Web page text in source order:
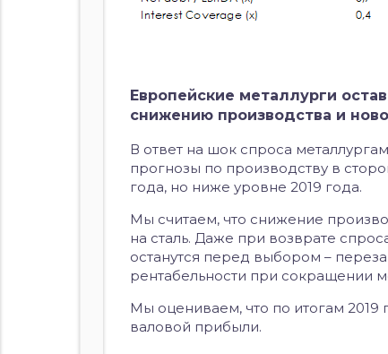
Европейские металлурги
снижению производства и
В ответ на шок спроса
прогнозы по производству в
года, но ниже уровне 2019 года.
Мы считаем, что снижение
на сталь. Даже при возврате
останутся перед выбором –
рентабельности при сокращении
Мы оцениваем, что по итогам 2019
валовой прибыли.